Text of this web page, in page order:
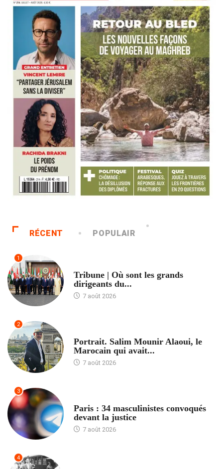
RÉCENT POPULAIR
1
Tribune | Où sont les grands
dirigeants du...
7 août 2026
2
Portrait. Salim Mounir Alaoui, le
Marocain qui avait...
7 août 2026
3
Paris : 34 masculinistes convoqués
devant la justice
7 août 2026
4